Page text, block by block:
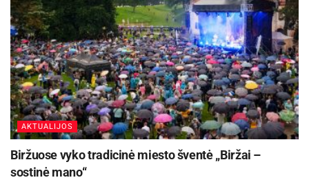
AKTUALIJOS
Biržuose vyko tradicinė miesto šventė „Biržai –
sostinė mano“